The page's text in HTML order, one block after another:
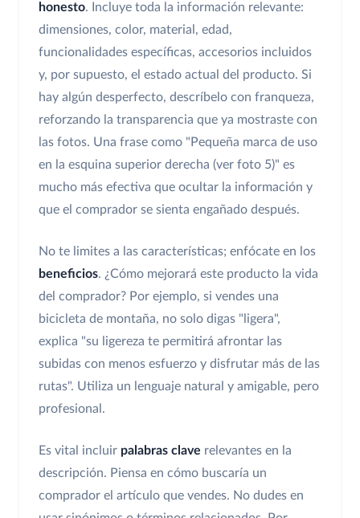
honesto. Incluye toda la información relevante:
dimensiones, color, material, edad,
funcionalidades específicas, accesorios incluidos
y, por supuesto, el estado actual del producto. Si
hay algún desperfecto, descríbelo con franqueza,
reforzando la transparencia que ya mostraste con
las fotos. Una frase como "Pequeña marca de uso
en la esquina superior derecha (ver foto 5)" es
mucho más efectiva que ocultar la información y
que el comprador se sienta engañado después.
No te limites a las características; enfócate en los
beneficios. ¿Cómo mejorará este producto la vida
del comprador? Por ejemplo, si vendes una
bicicleta de montaña, no solo digas "ligera",
explica "su ligereza te permitirá afrontar las
subidas con menos esfuerzo y disfrutar más de las
rutas". Utiliza un lenguaje natural y amigable, pero
profesional.
Es vital incluir palabras clave relevantes en la
descripción. Piensa en cómo buscaría un
comprador el artículo que vendes. No dudes en